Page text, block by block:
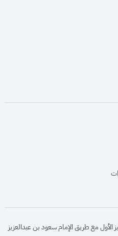
opens in new window
الأول مع طريق الإمام سعود بن عبدالعزيز